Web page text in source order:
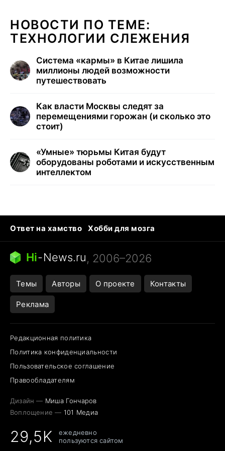
НОВОСТИ ПО ТЕМЕ:
ТЕХНОЛОГИИ СЛЕЖЕНИЯ
Система «кармы» в Китае лишила
миллионы людей возможности
путешествовать
Как власти Москвы следят за
перемещениями горожан (и сколько это
стоит)
«Умные» тюрьмы Китая будут
оборудованы роботами и искусственным
интеллектом
Ответ на хамство
Хобби для мозга
Бензин 100 и 95
Тунцы в океанариуме
Следующая пандемия
Hi-News.ru, 2006–2026
Темы Авторы О проекте Контакты
Реклама
Редакционная политика
Политика конфиденциальности
Пользовательское соглашение
Правообладателям
Дизайн — Миша Гончаров
Воплощение — 101 Медиа
29,5K
ежедневно
пользуются сайтом